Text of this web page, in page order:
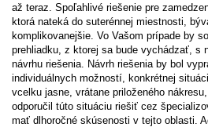
až teraz. Spoľahlivé riešenie pre
ktorá nateká do suterénnej miestnosti,
komplikovanejšie. Vo Vašom prípade by
prehliadku, z ktorej sa bude vychádzať, s
návrhu riešenia. Návrh riešenia by bol
individuálnych možností, konkrétnej
vcelku jasne, vrátane priloženého
odporučil túto situáciu riešiť cez
mať dlhoročné skúsenosti v tejto oblasti.